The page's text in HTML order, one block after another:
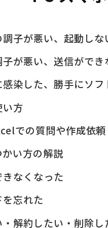
子が悪い、起動し
が悪い、送信がで
染した、勝手にソフ
い方
での質問や作成依頼
い方の解説
なくなった
忘れた
解約したい・削除し